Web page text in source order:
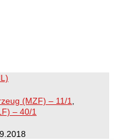
(MZF) – 11/1
– 40/1